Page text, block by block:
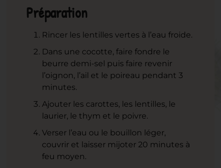
Préparation
Rincer les lentilles vertes à l’eau froide.
Dans une cocotte, faire fondre le
beurre demi-sel puis faire revenir
l’oignon, l’ail et le poireau pendant 3
minutes.
Ajouter les carottes, les lentilles, le
laurier, le thym et le poivre.
Verser l’eau ou le bouillon léger,
couvrir et laisser mijoter 20 minutes à
feu moyen.